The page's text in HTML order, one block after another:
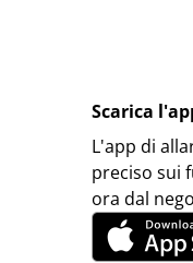
Scarica
L'app di
preciso sui
ora dal